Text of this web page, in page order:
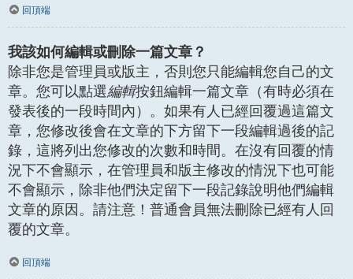
回頂端
我該如何編輯或刪除一篇文章？
除非您是管理員或版主，否則您只能編輯您自己的文
章。您可以點選編輯按鈕編輯一篇文章（有時必須在
發表後的一段時間內）。如果有人已經回覆過這篇文
章，您修改後會在文章的下方留下一段編輯過後的記
錄，這將列出您修改的次數和時間。在沒有回覆的情
況下不會顯示，在管理員和版主修改的情況下也可能
不會顯示，除非他們決定留下一段記錄說明他們編輯
文章的原因。請注意！普通會員無法刪除已經有人回
覆的文章。
回頂端